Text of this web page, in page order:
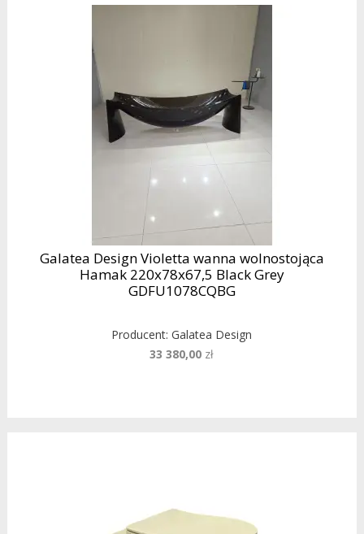
Galatea Design Violetta wanna wolnostojąca
Hamak 220x78x67,5 Black Grey
GDFU1078CQBG
Producent:Galatea Design
33 380,00 zł